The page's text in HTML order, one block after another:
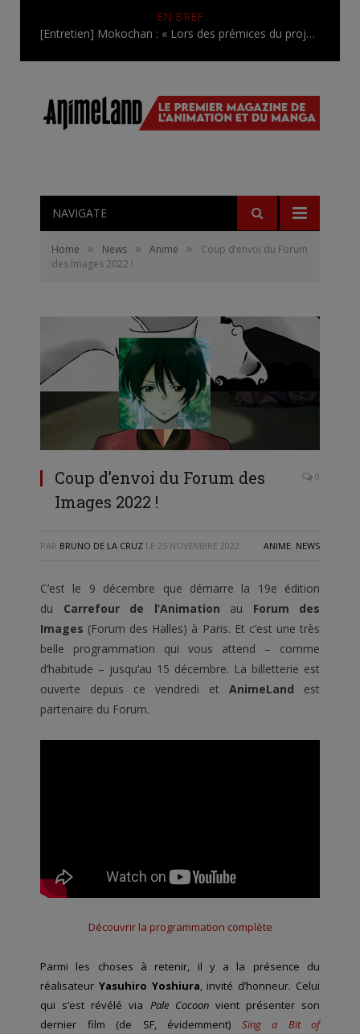
EN BREF
[Entretien] Mokochan : « Lors des prémices du projet, il était déjà demandé de suivre au mieux le manga originel.»
NAVIGATE
Home » News » Anime »
Coup d’envoi du Forum
des Images 2022 !
Coup d’envoi du Forum des
Images 2022 !
0
PAR BRUNO DE LA CRUZ LE 25 NOVEMBRE 2022 ANIME, NEWS
C’est le 9 décembre que démarre la 19e édition
du Carrefour de l’Animation au Forum des
Images (Forum des Halles) à Paris. Et c’est une très
belle programmation qui vous attend – comme
d’habitude – jusqu’au 15 décembre. La billetterie est
ouverte depuis ce vendredi et AnimeLand est
partenaire du Forum.
Découvrir la programmation complète
Parmi les choses à retenir, il y a la présence du
réalisateur Yasuhiro Yoshiura , invité d’honneur. Celui
qui s’est révélé via Pale Cocoonvient présenter son
dernier film (de SF, évidemment) Sing a Bit of